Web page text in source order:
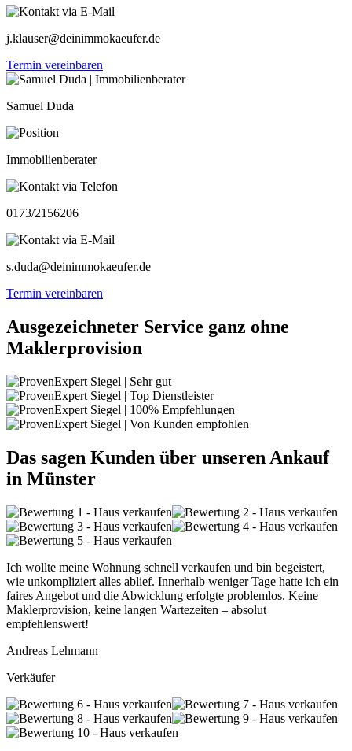
j.klauser@deinimmokaeufer.de
Termin vereinbaren
Samuel Duda
Immobilienberater
0173/2156206
s.duda@deinimmokaeufer.de
Termin vereinbaren
Ausgezeichneter Service ganz ohne
Maklerprovision
Das sagen Kunden über unseren Ankauf
in Münster
Ich wollte meine Wohnung schnell verkaufen und bin begeistert,
wie unkompliziert alles ablief. Innerhalb weniger Tage hatte ich ein
faires Angebot und die Abwicklung erfolgte problemlos. Keine
Maklerprovision, keine langen Wartezeiten – absolut
empfehlenswert!
Andreas Lehmann
Verkäufer